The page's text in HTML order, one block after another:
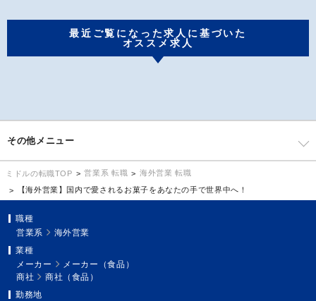
最近ご覧になった求人に基づいた
オススメ求人
その他メニュー
ミドルの転職TOP 営業系 転職
海外営業 転職
【海外営業】国内で愛されるお菓子をあなたの手で世界中へ！
職種
営業系
海外営業
業種
メーカー
メーカー（食品）
商社
商社（食品）
勤務地